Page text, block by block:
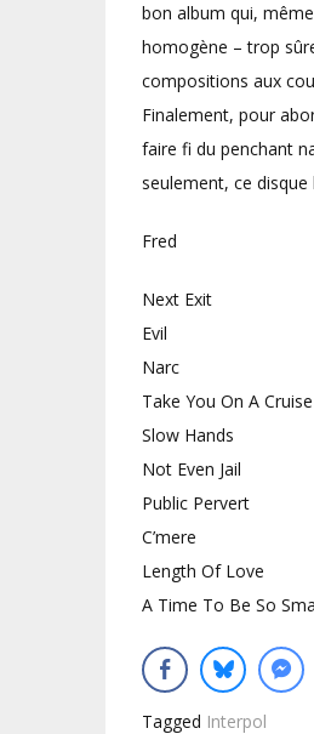
bon album qui,
homogène – trop
compositions aux
Finalement, pour
faire fi du penchant
seulement, ce
Fred
Next Exit
Evil
Narc
Take You On A Cruise
Slow Hands
Not Even Jail
Public Pervert
C’mere
Length Of Love
A Time To Be So
Tagged Interpol